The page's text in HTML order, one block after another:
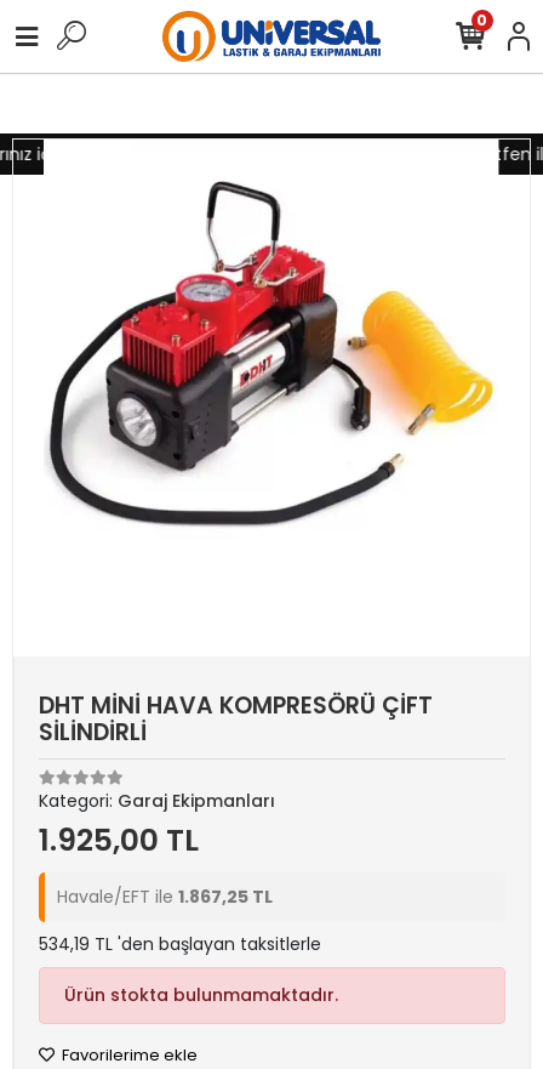
için lütfen iletişime geçiniz Toptan alımlarınız için lütfen
0
DHT MİNİ HAVA KOMPRESÖRÜ ÇİFT
SİLİNDİRLİ
Kategori: Garaj Ekipmanları
1.925,00 TL
Havale/EFT ile 1.867,25 TL
534,19 TL 'den başlayan taksitlerle
Ürün stokta bulunmamaktadır.
Favorilerime ekle